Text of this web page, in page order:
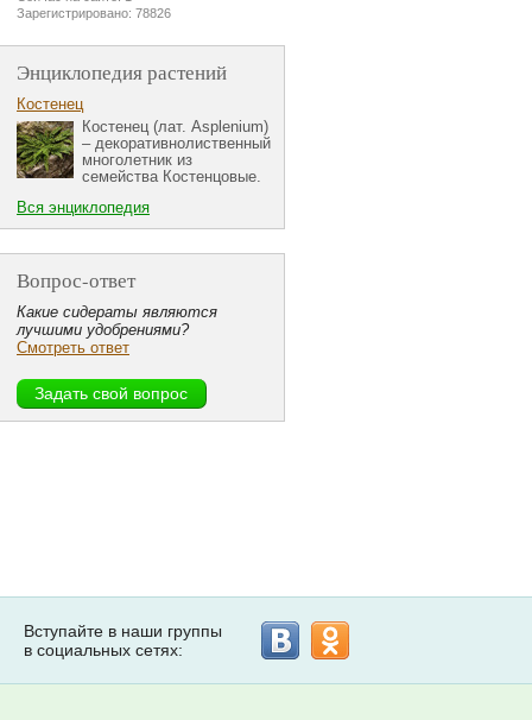
Зарегистрировано: 78826
Энциклопедия растений
Костенец
Костенец (лат. Asplenium)
– декоративнолиственный
многолетник из
семейства Костенцовые.
Вся энциклопедия
Вопрос-ответ
Какие сидераты являются
лучшими удобрениями?
Смотреть ответ
Вступайте в наши группы
в социальных сетях: